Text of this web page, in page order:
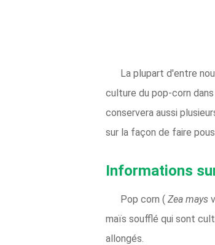
La plupart d'entre
culture du pop-corn
conservera aussi
sur la façon de faire
Informations
Pop corn ( Zea mays
maïs soufflé qui sont
allongés.